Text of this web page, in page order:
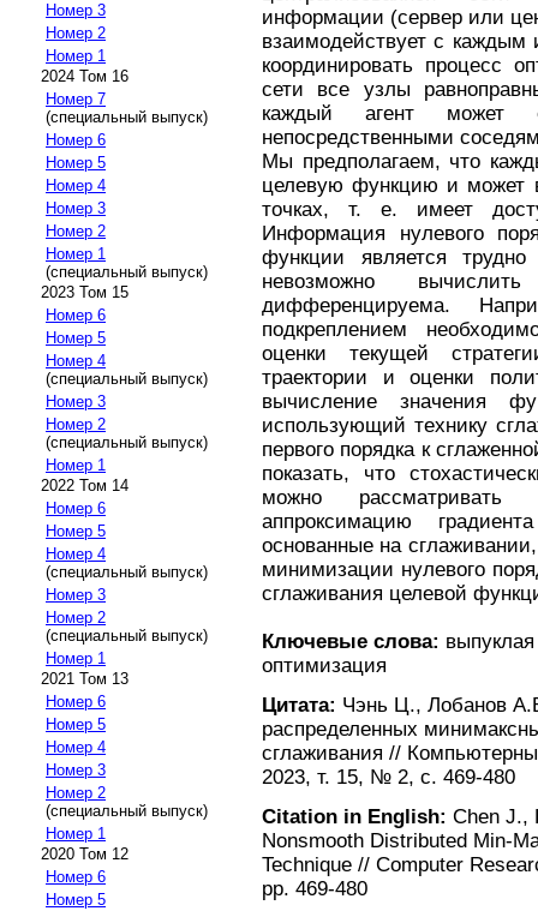
Номер 3
Номер 2
Номер 1
2024 Том 16
Номер 7
(специальный выпуск)
Номер 6
Номер 5
Номер 4
Номер 3
Номер 2
Номер 1
(специальный выпуск)
2023 Том 15
Номер 6
Номер 5
Номер 4
(специальный выпуск)
Номер 3
Номер 2
(специальный выпуск)
Номер 1
2022 Том 14
Номер 6
Номер 5
Номер 4
(специальный выпуск)
Номер 3
Номер 2
(специальный выпуск)
Номер 1
2021 Том 13
Номер 6
Номер 5
Номер 4
Номер 3
Номер 2
(специальный выпуск)
Номер 1
2020 Том 12
Номер 6
Номер 5
информации (сервер или
взаимодействует с каждым
координировать процесс
сети все узлы
каждый агент может
непосредственными
Мы предполагаем, что
целевую функцию и может
точках, т. е. имеет
Информация нулевого
функции является
невозможно
дифференцируема.
подкреплением
оценки текущей
траектории и оценки
вычисление значения
использующий технику
первого порядка к
показать, что
можно рассматривать
аппроксимацию
основанные на
минимизации нулевого
сглаживания целевой
Ключевые слова:
оптимизация
Цитата: Чэнь Ц., Лобанов
распределенных
сглаживания //
2023, т. 15, № 2, с. 469-480
Citation in English: Chen J.,
Nonsmooth Distributed Min-
Technique // Computer
pp. 469-480